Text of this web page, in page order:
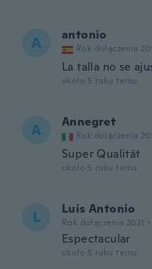
A antonio
Rok dołączenia
La talla no se
około 5 roku temu
A Annegret
Rok dołączenia
Super Qualität
około 5 roku temu
L Luis Antonio
Rok dołączenia 2021 ·
Espectacular
około 5 roku temu